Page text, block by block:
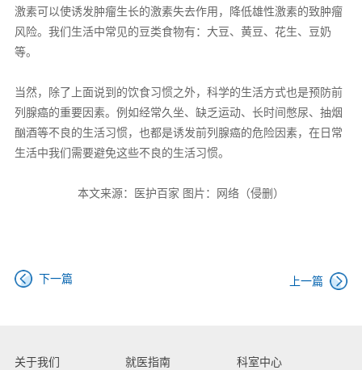
激素可以使诱发肿瘤生长的激素失去作用，降低雄性激素的致肿瘤
风险。我们生活中常见的豆类食物有：大豆、黄豆、花生、豆奶
等。
当然，除了上面说到的饮食习惯之外，科学的生活方式也是预防前
列腺癌的重要因素。例如经常久坐、缺乏运动、长时间憋尿、抽烟
酗酒等不良的生活习惯，也都是诱发前列腺癌的危险因素，在日常
生活中我们需要避免这些不良的生活习惯。
本文来源：医护百家 图片：网络（侵删）
下一篇 上一篇
关于我们 就医指南
科室中心